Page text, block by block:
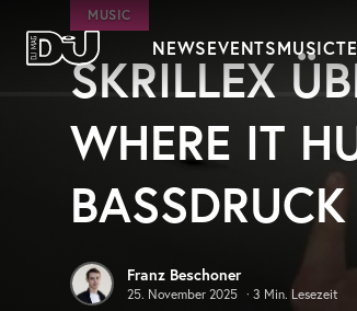
Zum Hauptinhalt springen
DJ Mag Germany
NEWSEVENTSMUSIC
MUSIC
SKRILLEX
WHERE IT
Franz Beschoner
25. November 2025 · 3 Min. Lesezeit